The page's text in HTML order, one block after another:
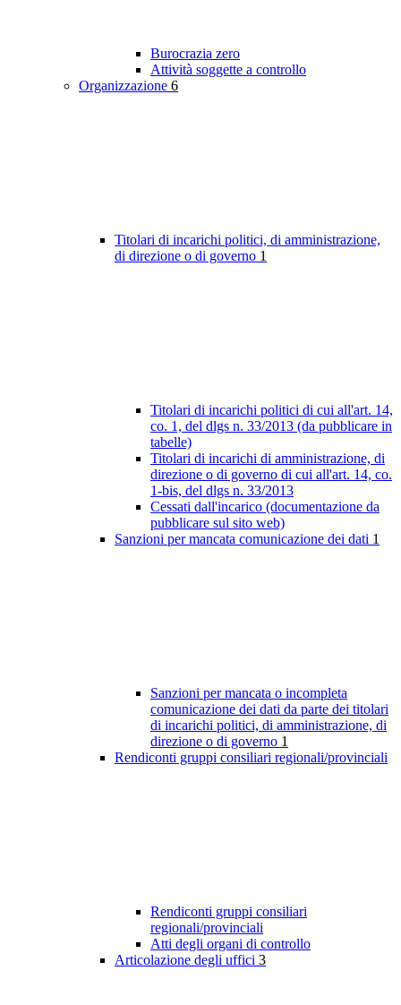
Burocrazia zero
Attività soggette a controllo
Organizzazione 6
Titolari di incarichi politici, di amministrazione,
di direzione o di governo 1
Titolari di incarichi politici di cui all'art. 14,
co. 1, del dlgs n. 33/2013 (da pubblicare in
tabelle)
Titolari di incarichi di amministrazione, di
direzione o di governo di cui all'art. 14, co.
1-bis, del dlgs n. 33/2013
Cessati dall'incarico (documentazione da
pubblicare sul sito web)
Sanzioni per mancata comunicazione dei dati 1
Sanzioni per mancata o incompleta
comunicazione dei dati da parte dei titolari
di incarichi politici, di amministrazione, di
direzione o di governo 1
Rendiconti gruppi consiliari regionali/provinciali
Rendiconti gruppi consiliari
regionali/provinciali
Atti degli organi di controllo
Articolazione degli uffici 3